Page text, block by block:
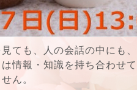
ても、人の会話の中にも
情報・知識を持ち合わせ
ん。